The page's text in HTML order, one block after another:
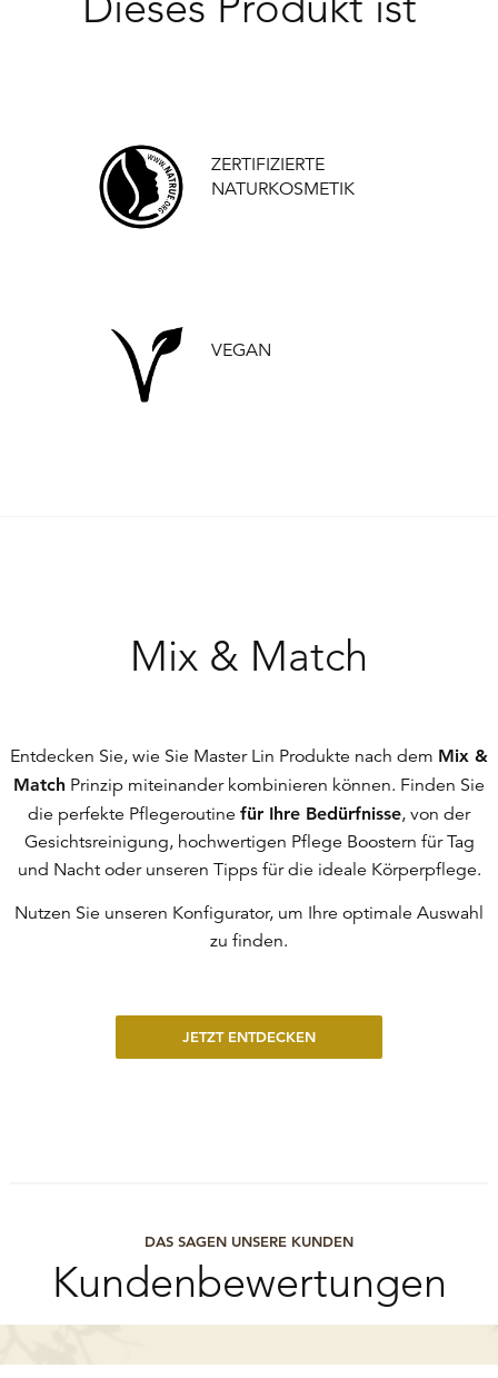
ZERTIFIZIERTE
NATURKOSMETIK
VEGAN
Mix & Match
Entdecken Sie, wie Sie Master Lin Produkte nach dem Mix &
Match Prinzip miteinander kombinieren können. Finden Sie
die perfekte Pflegeroutine für Ihre Bedürfnisse, von der
Gesichtsreinigung, hochwertigen Pflege Boostern für Tag
und Nacht oder unseren Tipps für die ideale Körperpflege.
Nutzen Sie unseren Konfigurator, um Ihre optimale Auswahl
zu finden.
JETZT ENTDECKEN
DAS SAGEN UNSERE KUNDEN
Kundenbewertungen